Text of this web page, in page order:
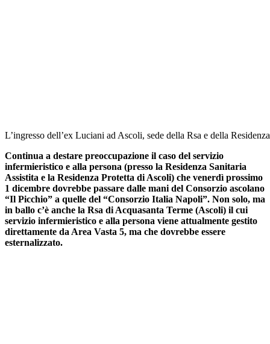
L’ingresso dell’ex Luciani ad Ascoli, sede della Rsa e della
Continua a destare preoccupazione il caso del servizio
infermieristico e alla persona (presso la Residenza Sanitaria
Assistita e la Residenza Protetta di Ascoli) che venerdì prossimo
1 dicembre dovrebbe passare dalle mani del Consorzio ascolano
“Il Picchio” a quelle del “Consorzio Italia Napoli”. Non solo, ma
in ballo c’è anche la Rsa di Acquasanta Terme (Ascoli) il cui
servizio infermieristico e alla persona viene attualmente gestito
direttamente da Area Vasta 5, ma che dovrebbe essere
esternalizzato.